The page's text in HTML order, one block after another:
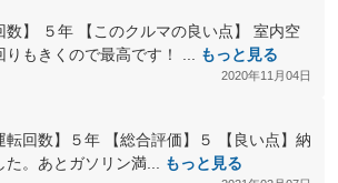
数】 ５年 【このクルマの良い点】 室内空
りもきくので最高です！ ...
もっと見る
2020年11月04日
転回数】５年 【総合評価】５ 【良い点】納
。あとガソリン満...
もっと見る